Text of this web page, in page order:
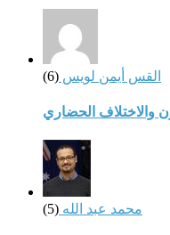
القس أيمن لويس (6)
والاختلاف الحضاري
محمد عبد الله (5)